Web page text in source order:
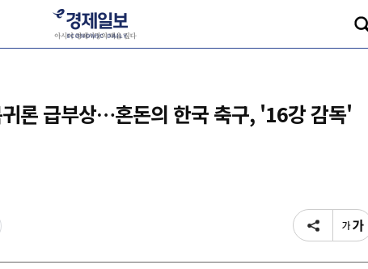
론 급부상…혼돈의 한국 축구, '16강 감독'